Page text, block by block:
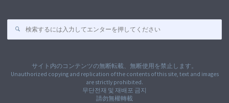
対
サイト内のコンテンツの無断転載、無断使用を禁止します。
Unauthorized copying and replication of the contents of this site, text and images
are strictly prohibited.
무단전재 및 재배포 금지
請勿無權轉載